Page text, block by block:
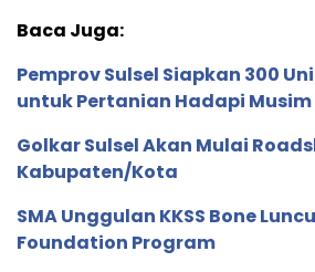
Baca Juga:
Pemprov Sulsel Siapkan 300
untuk Pertanian Hadapi
Golkar Sulsel Akan Mulai
Kabupaten/Kota
SMA Unggulan KKSS Bone
Foundation Program